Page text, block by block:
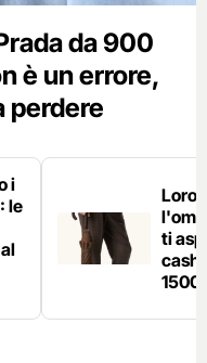
da 900
è un errore,
perdere
i
le
Loro
ti
1500